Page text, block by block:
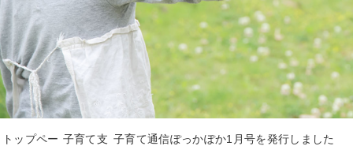
トップペー 子育て支 子育て通信ぽっかぽか1月号を発行しました